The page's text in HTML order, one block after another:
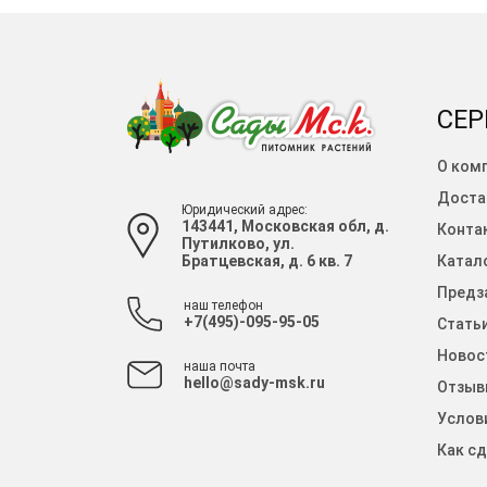
Юридический адрес:
143441, Московская обл, д.
Путилково, ул.
Братцевская, д. 6 кв. 7
наш телефон
+7(495)-095-95-05
наша почта
hello@sady-msk.ru
О
Как